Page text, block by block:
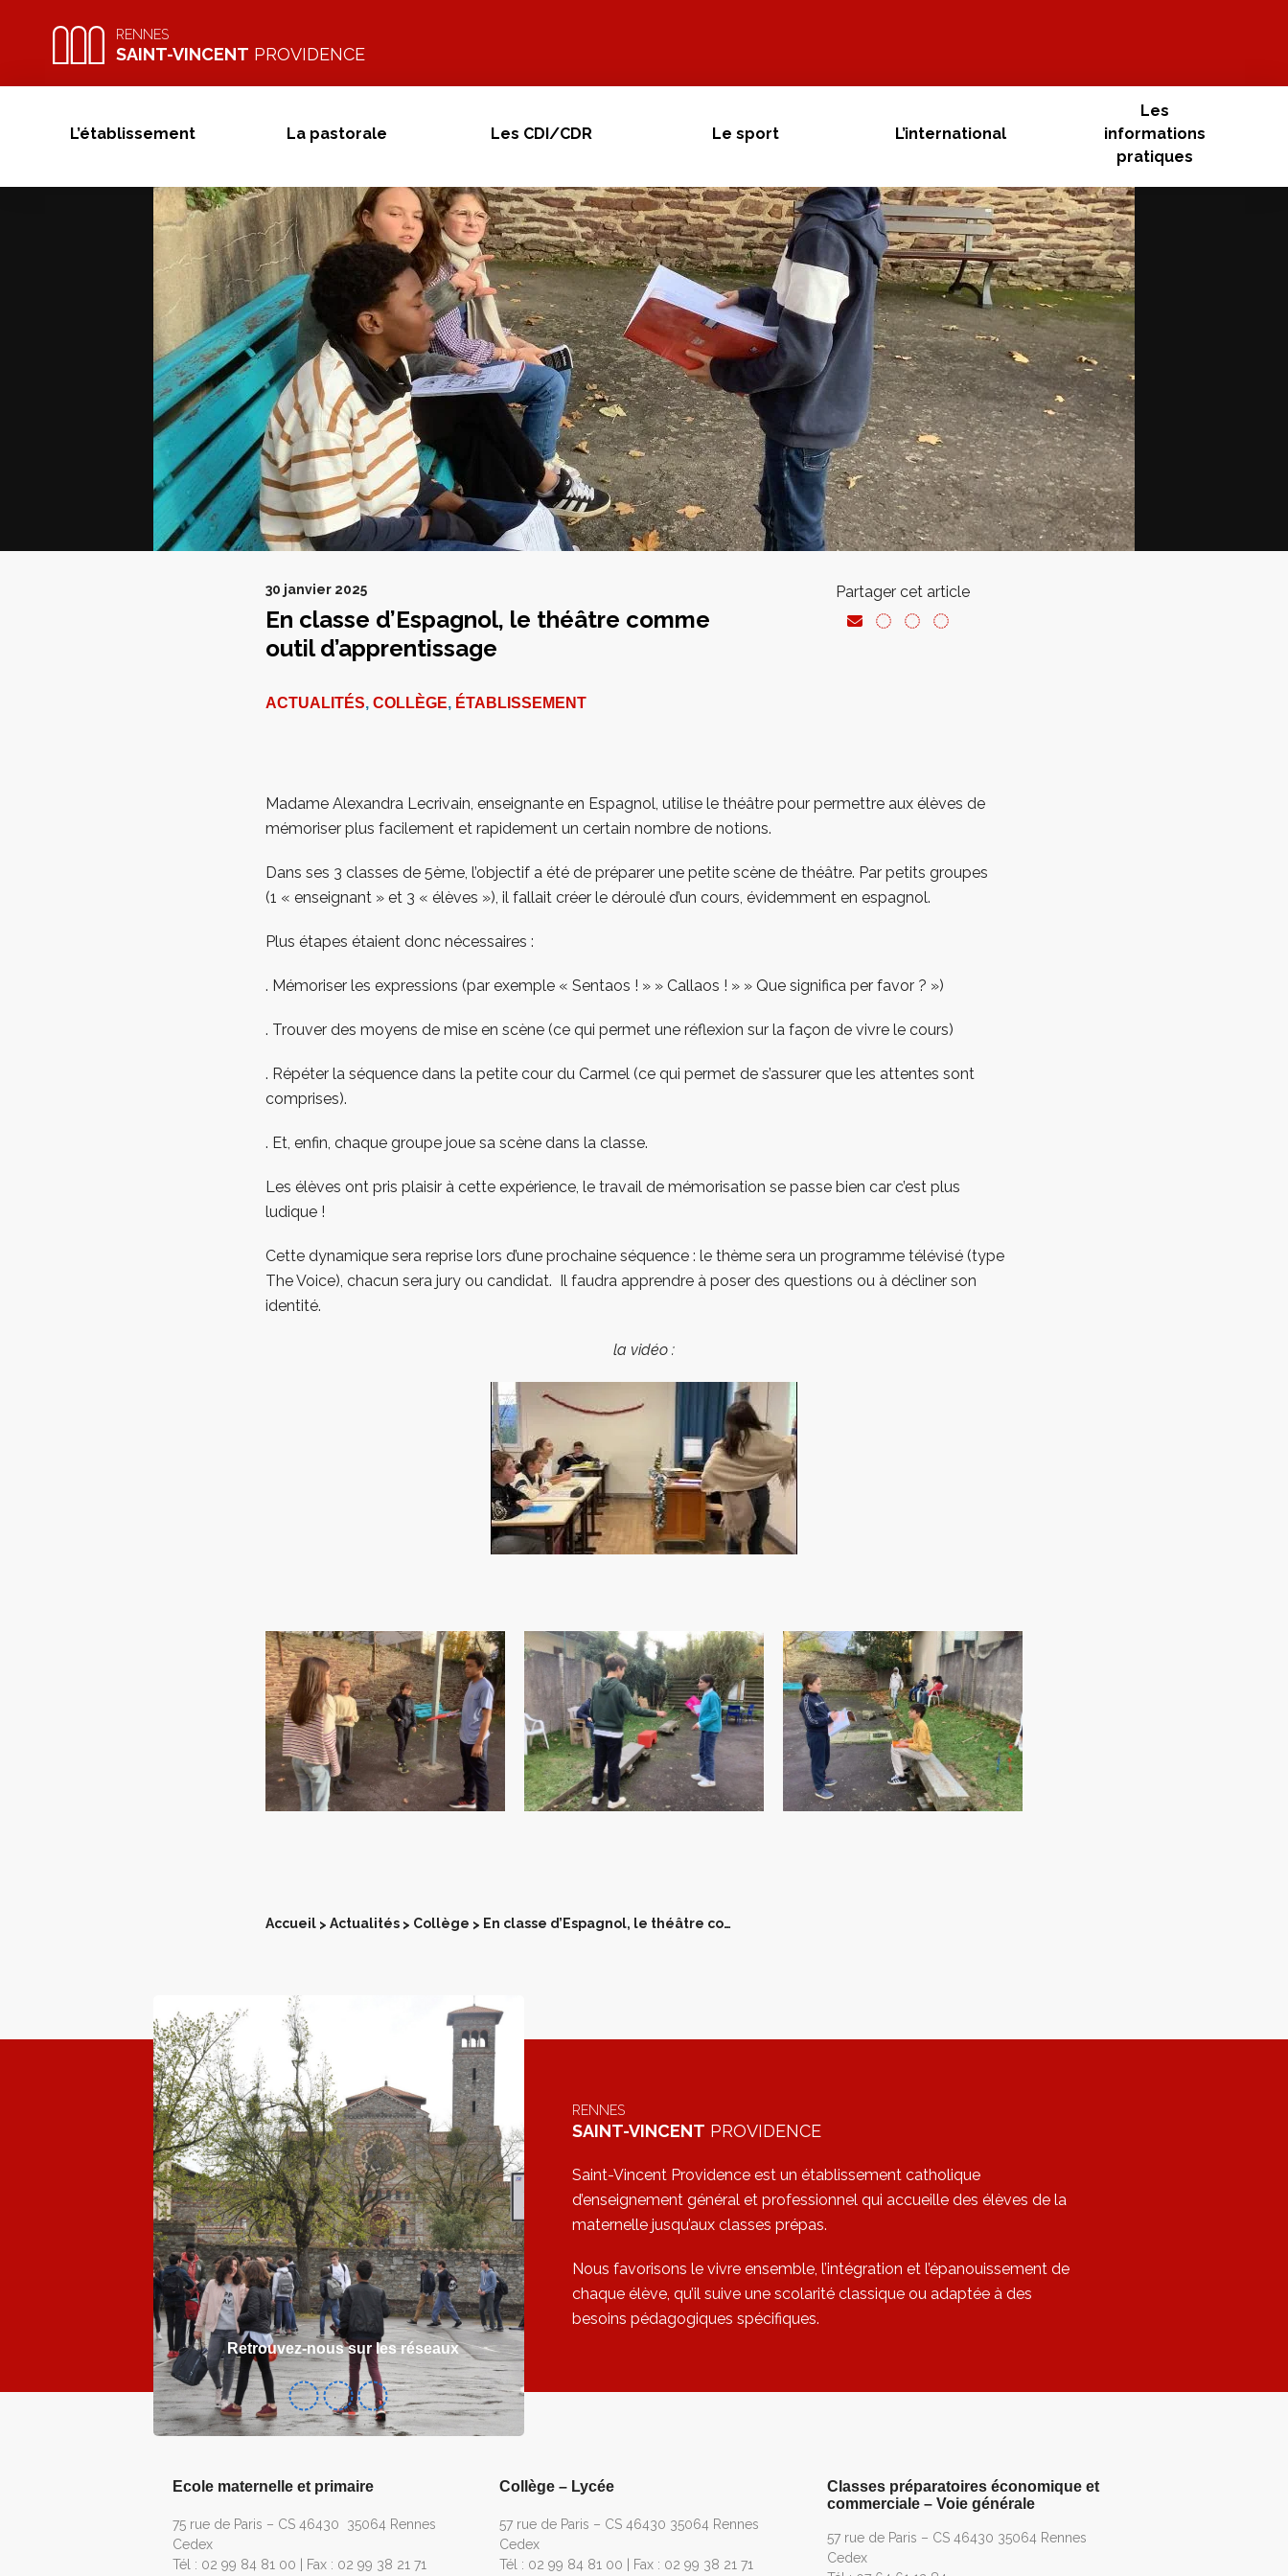
RENNES
SAINT-VINCENT PROVIDENCE
L’établissement La pastorale Les CDI/CDR Le sport L’international
Les
informations
pratiques
30 janvier 2025
En classe d’Espagnol, le théâtre comme
outil d’apprentissage
ACTUALITÉS, COLLÈGE, ÉTABLISSEMENT
Partager cet article
Madame Alexandra Lecrivain, enseignante en Espagnol, utilise le théâtre pour permettre aux élèves de
mémoriser plus facilement et rapidement un certain nombre de notions.
Dans ses 3 classes de 5ème, l’objectif a été de préparer une petite scène de théâtre. Par petits groupes
(1 « enseignant » et 3 « élèves »), il fallait créer le déroulé d’un cours, évidemment en espagnol.
Plus étapes étaient donc nécessaires :
. Mémoriser les expressions (par exemple « Sentaos ! » » Callaos ! » » Que significa per favor ? »)
. Trouver des moyens de mise en scène (ce qui permet une réflexion sur la façon de vivre le cours)
. Répéter la séquence dans la petite cour du Carmel (ce qui permet de s’assurer que les attentes sont
comprises).
. Et, enfin, chaque groupe joue sa scène dans la classe.
Les élèves ont pris plaisir à cette expérience, le travail de mémorisation se passe bien car c’est plus
ludique !
Cette dynamique sera reprise lors d’une prochaine séquence : le thème sera un programme télévisé (type
The Voice), chacun sera jury ou candidat. Il faudra apprendre à poser des questions ou à décliner son
identité.
la vidéo :
Accueil > Actualités > Collège > En classe d’Espagnol, le théâtre comme outil d’apprentissage
Retrouvez-nous sur les réseaux
RENNES
SAINT-VINCENT PROVIDENCE
Saint-Vincent Providence est un établissement catholique
d’enseignement général et professionnel qui accueille des élèves de la
maternelle jusqu’aux classes prépas.
Nous favorisons le vivre ensemble, l’intégration et l’épanouissement de
chaque élève, qu’il suive une scolarité classique ou adaptée à des
besoins pédagogiques spécifiques.
Ecole maternelle et primaire
75 rue de Paris – CS 46430 35064 Rennes
Cedex
Tél : 02 99 84 81 00 | Fax : 02 99 38 21 71
Collège – Lycée
57 rue de Paris – CS 46430 35064 Rennes
Cedex
Tél : 02 99 84 81 00 | Fax : 02 99 38 21 71
Classes préparatoires économique et
commerciale – Voie générale
57 rue de Paris – CS 46430 35064 Rennes
Cedex